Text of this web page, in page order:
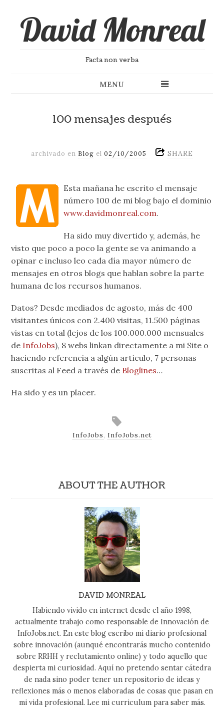
David Monreal
Facta non verba
MENU
100 mensajes después
archivado en Blog el 02/10/2005 SHARE
Esta mañana he escrito el mensaje
número 100 de mi blog bajo el dominio
www.davidmonreal.com.
Ha sido muy divertido y, además, he
visto que poco a poco la gente se va animando a
opinar e incluso leo cada día mayor número de
mensajes en otros blogs que hablan sobre la parte
humana de los recursos humanos.
Datos? Desde mediados de agosto, más de 400
visitantes únicos con 2.400 visitas, 11.500 páginas
vistas en total (lejos de los 100.000.000 mensuales
de InfoJobs), 8 webs linkan directamente a mi Site o
haciendo referencia a algún artículo, 7 personas
suscritas al Feed a través de Bloglines…
Ha sido y es un placer.
InfoJobs, InfoJobs.net
ABOUT THE AUTHOR
DAVID MONREAL
Habiendo vivido en internet desde el año 1998,
actualmente trabajo como responsable de Innovación de
InfoJobs.net. En este blog escribo mi diario profesional
sobre innovación (aunqué encontrarás mucho contenido
sobre RRHH y reclutamiento online) y todo aquello que
despierta mi curiosidad. Aquí no pretendo sentar cátedra
de nada sino poder tener un repositorio de ideas y
reflexiones más o menos elaboradas de cosas que pasan en
mi vida profesional. Lee mi curriculum para saber más.